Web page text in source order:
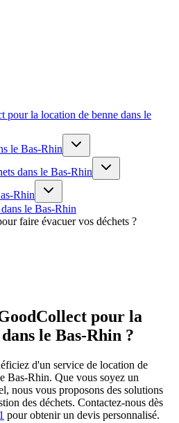
pour la location de benne dans le
le Bas-Rhin
dans le Bas-Rhin
Rhin
le Bas-Rhin
faire évacuer vos déchets ?
pour la
le Bas-Rhin ?
d'un service de location de
Bas-Rhin. Que vous soyez un
nous vous proposons des solutions
des déchets. Contactez-nous dès
pour obtenir un devis personnalisé.